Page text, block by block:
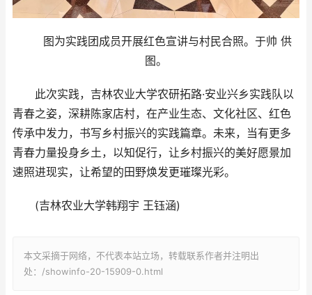
图为实践团成员开展红色宣讲与村民合照。于帅 供
图。
此次实践，吉林农业大学农研拓路·安业兴乡实践队以
青春之姿，深耕陈家店村，在产业生态、文化社区、红色
传承中发力，书写乡村振兴的实践篇章。未来，当有更多
青春力量投身乡土，以知促行，让乡村振兴的美好愿景加
速照进现实，让希望的田野焕发更璀璨光彩。
(吉林农业大学韩翔宇 王钰涵)
本文采摘于网络，不代表本站立场，转载联系作者并注明出
处：/showinfo-20-15909-0.html